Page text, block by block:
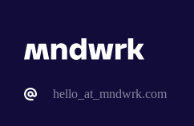
hello_at_mndwrk.com